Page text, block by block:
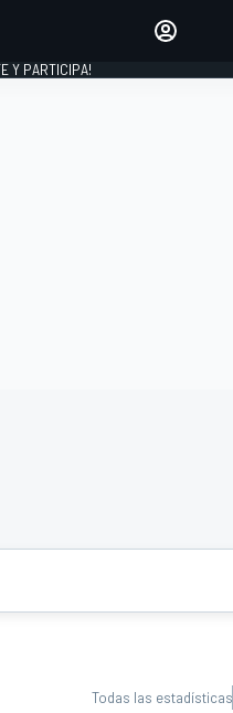
Y PARTICIPA!
Todas las estadísticas